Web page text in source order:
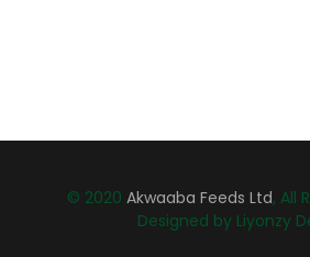
© 2020 Akwaaba Feeds Ltd, All
Designed by Liyonzy